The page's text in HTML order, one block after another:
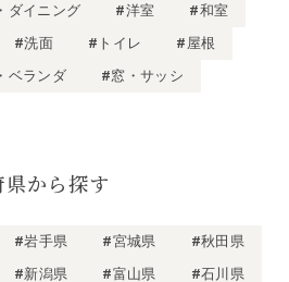
ダイニング #洋室
#和室
#洗面 #トイレ
#屋根
ベランダ
#窓・サッシ
から探す
#岩手県 #宮城県
#秋田県
#新潟県 #富山県
#石川県